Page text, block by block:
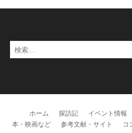
検
索:
ホーム 探訪記 イベント情報
本・映画など
参考文献・サイト コ